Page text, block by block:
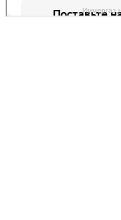
Иммергаз